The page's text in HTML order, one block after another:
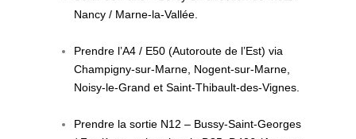
Nancy / Marne-la-Vallée.
Prendre l’A4 / E50 (Autoroute de l’Est) via
Champigny-sur-Marne, Nogent-sur-Marne,
Noisy-le-Grand et Saint-Thibault-des-Vignes.
Prendre la sortie N12 – Bussy-Saint-Georges